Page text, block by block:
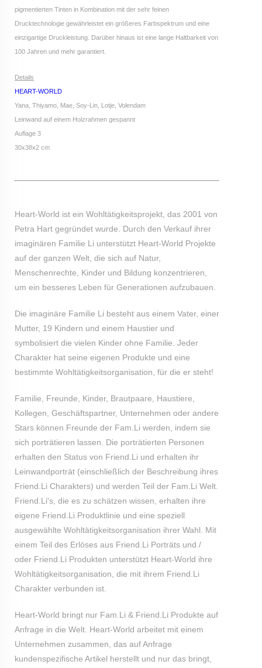
pigmentierten Tinten in Kombination mit der sehr feinen
Drucktechnologie gewährleistet ein größeres Farbspektrum und eine
einzigartige Druckleistung. Darüber hinaus ist eine lange Haltbarkeit von
100 Jahren und mehr garantiert.
Details
HEART-WORLD
Yana, Thiyamo, Mae, Soy-Lin, Lotje, Volendam
Leinwand auf einem Holzrahmen gespannt
Auflage 3
30x38x2 cm
Heart-World ist ein Wohltätigkeitsprojekt, das 2001 von
Petra Hart gegründet wurde. Durch den Verkauf ihrer
imaginären Familie Li unterstützt Heart-World Projekte
auf der ganzen Welt, die sich auf Natur,
Menschenrechte, Kinder und Bildung konzentrieren,
um ein besseres Leben für Generationen aufzubauen.
Die imaginäre Familie Li besteht aus einem Vater, einer
Mutter, 19 Kindern und einem Haustier und
symbolisiert die vielen Kinder ohne Familie. Jeder
Charakter hat seine eigenen Produkte und eine
bestimmte Wohltätigkeitsorganisation, für die er steht!
Familie, Freunde, Kinder, Brautpaare, Haustiere,
Kollegen, Geschäftspartner, Unternehmen oder andere
Stars können Freunde der Fam.Li werden, indem sie
sich porträtieren lassen. Die porträtierten Personen
erhalten den Status von Friend.Li und erhalten ihr
Leinwandporträt (einschließlich der Beschreibung ihres
Friend.Li Charakters) und werden Teil der Fam.Li Welt.
Friend.Li's, die es zu schätzen wissen, erhalten ihre
eigene Friend.Li Produktlinie und eine speziell
ausgewählte Wohltätigkeitsorganisation ihrer Wahl. Mit
einem Teil des Erlöses aus Friend.Li Porträts und /
oder Friend.Li Produkten unterstützt Heart-World ihre
Wohltätigkeitsorganisation, die mit ihrem Friend.Li
Charakter verbunden ist.
Heart-World bringt nur Fam.Li & Friend.Li Produkte auf
Anfrage in die Welt. Heart-World arbeitet mit einem
Unternehmen zusammen, das auf Anfrage
kundenspezifische Artikel herstellt und nur das bringt,